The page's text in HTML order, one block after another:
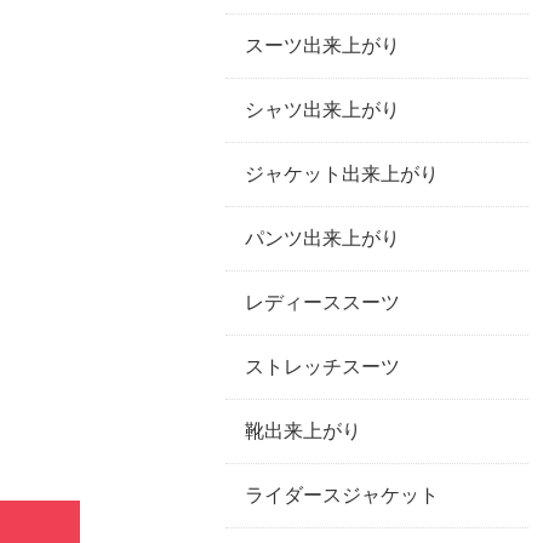
スーツ出来上がり
シャツ出来上がり
ジャケット出来上がり
パンツ出来上がり
レディーススーツ
ストレッチスーツ
靴出来上がり
ライダースジャケット